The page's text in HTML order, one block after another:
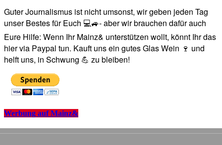
Guter Journalismus ist nicht umsonst, wir geben jeden Tag
unser Bestes für Euch 💻🚙- aber wir brauchen dafür auch
Eure Hilfe: Wenn Ihr Mainz& unterstützen wollt, könnt Ihr das
hier via Paypal tun. Kauft uns ein gutes Glas Wein 🍷 und
helft uns, in Schwung 💪 zu bleiben!
Werbung auf Mainz&